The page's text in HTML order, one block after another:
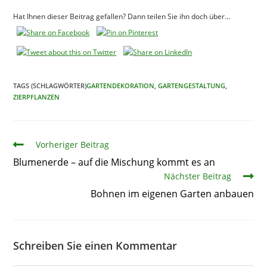
Hat Ihnen dieser Beitrag gefallen? Dann teilen Sie ihn doch über...
TAGS (SCHLAGWÖRTER)GARTENDEKORATION, GARTENGESTALTUNG,
ZIERPFLANZEN
ArtikelVorheriger Beitrag
Blumenerde – auf die Mischung kommt es an
Nächster Beitrag
Bohnen im eigenen Garten anbauen
Schreiben Sie einen Kommentar